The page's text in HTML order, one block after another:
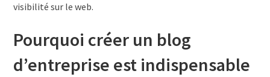
visibilité sur le web.
Pourquoi créer un blog
d’entreprise est indispensable